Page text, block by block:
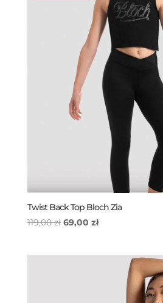
Twist Back Top Bloch Zia
119,00zł Pierwotna
69,00 złAktualna
69,00 zł.